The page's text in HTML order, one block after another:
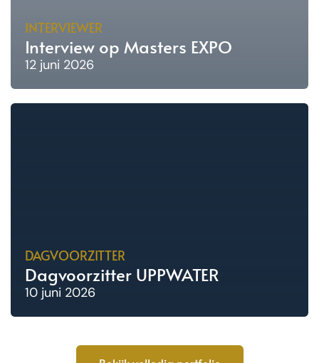
INTERVIEWER
Interview op Masters EXPO
12 juni 2026
DAGVOORZITTER
Dagvoorzitter UPPWATER
10 juni 2026